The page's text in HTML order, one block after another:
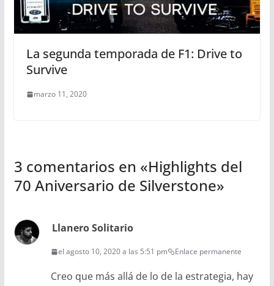
La segunda temporada de F1: Drive to
Survive
marzo 11, 2020
3 comentarios en «Highlights del
70 Aniversario de Silverstone»
Llanero Solitario
el agosto 10, 2020 a las 5:51 pm Enlace permanente
Creo que más allá de lo de la estrategia, hay